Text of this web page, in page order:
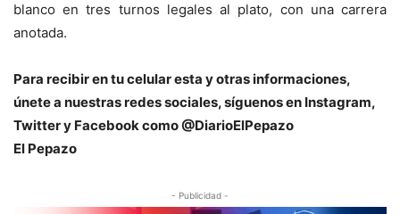
blanco en tres turnos legales al plato, con una carrera
anotada.
Para recibir en tu celular esta y otras informaciones,
únete a nuestras redes sociales, síguenos en Instagram,
Twitter y Facebook como @DiarioElPepazo
El Pepazo
- Publicidad -